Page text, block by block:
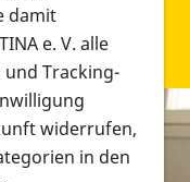
damit
e. V. alle
Tracking-
widerrufen,
in den